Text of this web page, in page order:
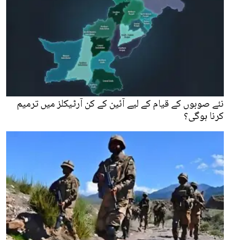
نئے صوبوں کے قیام کے لیے آئین کے کن آرٹیکلز میں ترمیم
کرنا ہوگی؟